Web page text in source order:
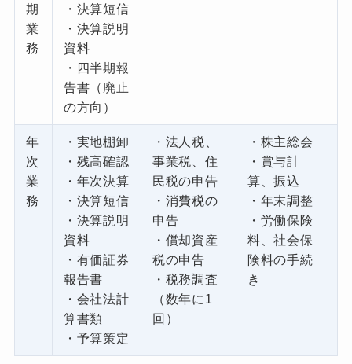
期
業
務
・決算短信
・決算説明
資料
・四半期報
告書（廃止
の方向）
年
次
業
務
・実地棚卸
・残高確認
・年次決算
・決算短信
・決算説明
資料
・有価証券
報告書
・会社法計
算書類
・予算策定
・法人税、
事業税、住
民税の申告
・消費税の
申告
・償却資産
税の申告
・税務調査
（数年に1
回）
・株主総会
・賞与計
算、振込
・年末調整
・労働保険
料、社会保
険料の手続
き